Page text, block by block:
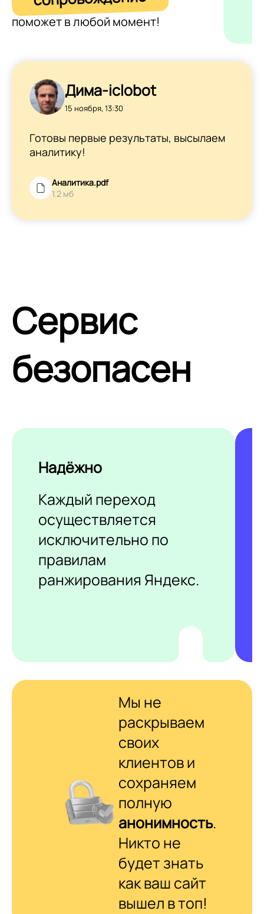
поможет в любой момент!
Дима-iclobot
15 ноября, 13:30
Готовы первые результаты, высылаем
аналитику!
Аналитика.pdf
1.2 мб
Сервис
безопасен
Надёжно
Каждый переход
осуществляется
исключительно по
правилам
ранжирования Яндекс.
Мы не
раскрываем
своих
клиентов и
сохраняем
полную
анонимность.
Никто не
будет знать
как ваш сайт
вышел в топ!